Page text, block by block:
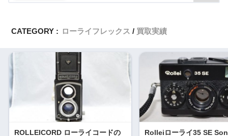
CATEGORY : ローライフレックス 買取実績
ROLLEICORD ローライコードの
Rolleiローライ35 SE